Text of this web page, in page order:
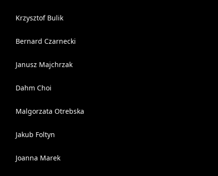
Krzysztof Bulik
Bernard Czarnecki
Janusz Majchrzak
Dahm Choi
Malgorzata Otrebska
Jakub Foltyn
Joanna Marek